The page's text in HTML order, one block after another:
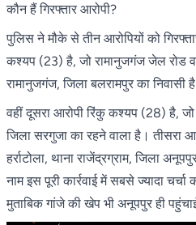
कौन हैं गिरफ्तार आरोपी?
पुलिस ने मौके से तीन आरोपियों को
कश्यप (23) है, जो रामानुजगंज जेल रोड
रामानुजगंज, जिला बलरामपुर का निवासी
वहीं दूसरा आरोपी रिंकु कश्यप (28) है, जो
जिला सरगुजा का रहने वाला है। तीसरा
हर्राटोला, थाना राजेंद्रग्राम, जिला
नाम इस पूरी कार्रवाई में सबसे ज्यादा
मुताबिक गांजे की खेप भी अनूपपुर ही